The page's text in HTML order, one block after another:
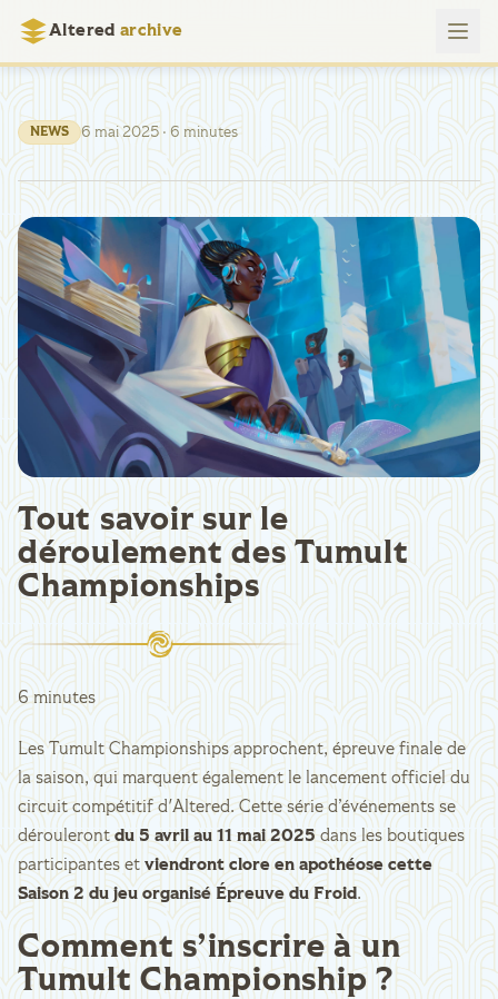
Altered archive
NEWS 6 mai 2025· 6 minutes
Tout savoir sur le
déroulement des Tumult
Championships
6 minutes
Les Tumult Championships approchent, épreuve finale de
la saison, qui marquent également le lancement officiel du
circuit compétitif d'Altered. Cette série d’événements se
déroulerontdu 5 avril au 11 mai 2025dans les boutiques
participantes et viendront clore en apothéose cette
Saison 2 du jeu organisé Épreuve du Froid.
Comment s’inscrire à un
Tumult Championship ?